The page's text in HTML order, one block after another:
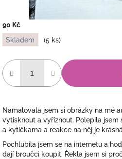
90 Kč
Měrná
cena:
Skladem (5 ks)
Namalovala jsem si obrázky na mé
vytisknout a vyříznout. Polepila jsem
a kytičkama a reakce na něj je
Pochlubila jsem se na internetu a
dají broučci koupit. Řekla jsem si